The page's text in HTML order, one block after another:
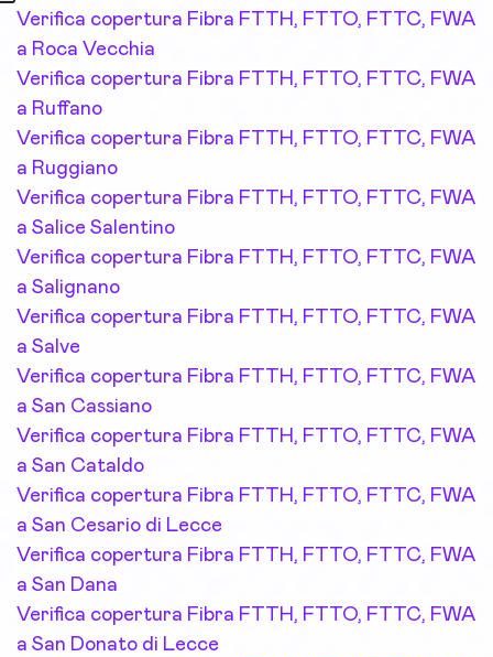
Verifica copertura Fibra FTTH, FTTO, FTTC, FWA
a Roca Vecchia
Verifica copertura Fibra FTTH, FTTO, FTTC, FWA
a Ruffano
Verifica copertura Fibra FTTH, FTTO, FTTC, FWA
a Ruggiano
Verifica copertura Fibra FTTH, FTTO, FTTC, FWA
a Salice Salentino
Verifica copertura Fibra FTTH, FTTO, FTTC, FWA
a Salignano
Verifica copertura Fibra FTTH, FTTO, FTTC, FWA
a Salve
Verifica copertura Fibra FTTH, FTTO, FTTC, FWA
a San Cassiano
Verifica copertura Fibra FTTH, FTTO, FTTC, FWA
a San Cataldo
Verifica copertura Fibra FTTH, FTTO, FTTC, FWA
a San Cesario di Lecce
Verifica copertura Fibra FTTH, FTTO, FTTC, FWA
a San Dana
Verifica copertura Fibra FTTH, FTTO, FTTC, FWA
a San Donato di Lecce